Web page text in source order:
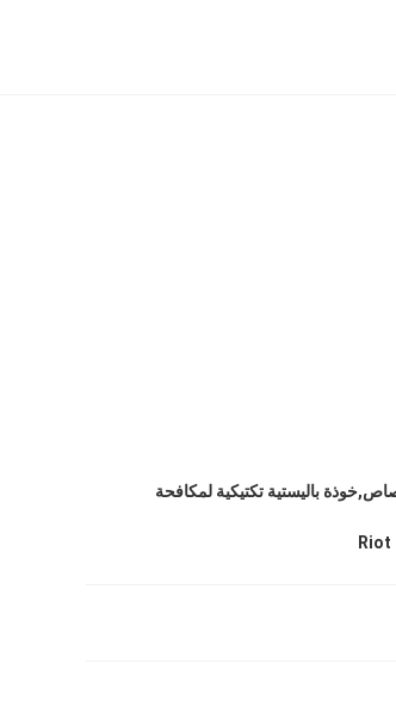
باليستية تكتيكية لمكافحة